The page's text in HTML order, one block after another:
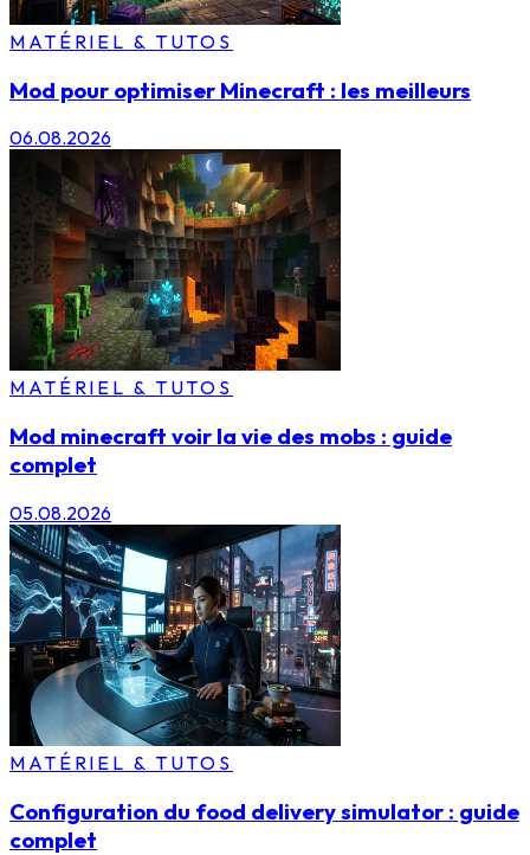
MATÉRIEL & TUTOS
Mod pour optimiser Minecraft : les meilleurs
06.08.2026
MATÉRIEL & TUTOS
Mod minecraft voir la vie des mobs : guide
complet
05.08.2026
MATÉRIEL & TUTOS
Configuration du food delivery simulator : guide
complet